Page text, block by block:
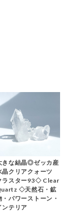
きな結晶◎ゼッカ産
晶クリアクォーツ
ラスター93◇ Clear
◇天然石・鉱
・パワーストーン・
ンテリア